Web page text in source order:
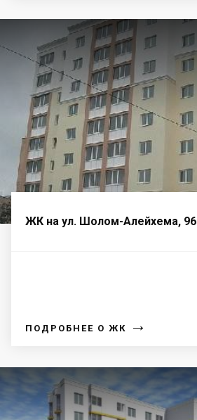
ЖК на ул. Шолом-Алейхема, 96
ПОДРОБНЕЕ О ЖК →